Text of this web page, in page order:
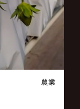
農業